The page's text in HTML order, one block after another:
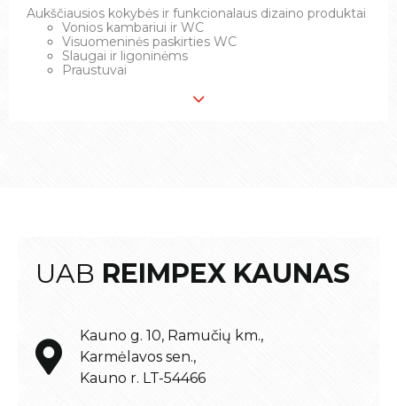
Aukščiausios kokybės ir funkcionalaus dizaino produktai
Vonios kambariui ir WC
Visuomeninės paskirties WC
Slaugai ir ligoninėms
Praustuvai
Aukščiausios kokybės ir funkcionalaus dizaino produktai
Vonios kambariui ir WC
Visuomeninės paskirties WC
Slaugai ir ligoninėms
Praustuvai
UAB REIMPEX KAUNAS
Kauno g. 10, Ramučių km.,
Karmėlavos sen.,
Kauno r. LT-54466